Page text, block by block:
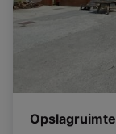
Opslagruimte